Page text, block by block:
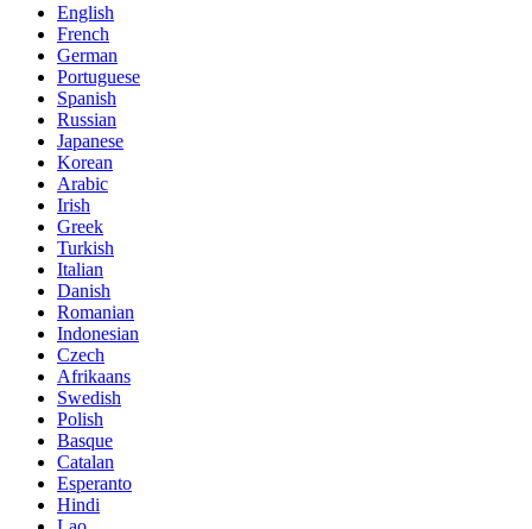
English
French
German
Portuguese
Spanish
Russian
Japanese
Korean
Arabic
Irish
Greek
Turkish
Italian
Danish
Romanian
Indonesian
Czech
Afrikaans
Swedish
Polish
Basque
Catalan
Esperanto
Hindi